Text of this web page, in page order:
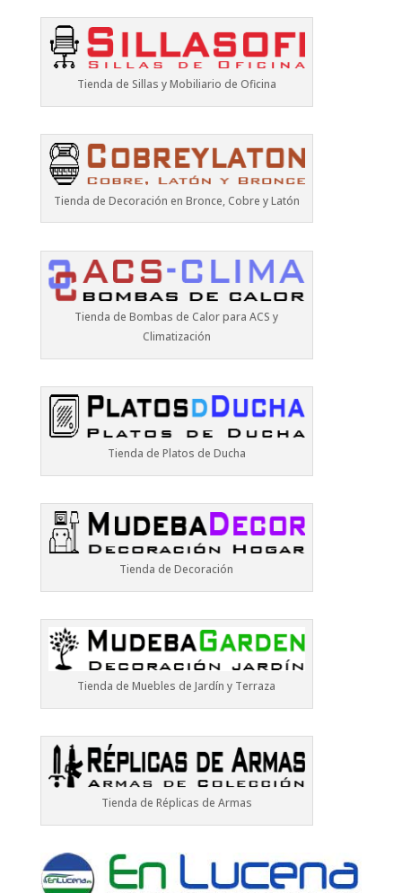
Tienda de Sillas y Mobiliario de Oficina
Tienda de Decoración en Bronce, Cobre y Latón
Tienda de Bombas de Calor para ACS y
Climatización
Tienda de Platos de Ducha
Tienda de Decoración
Tienda de Muebles de Jardín y Terraza
Tienda de Réplicas de Armas